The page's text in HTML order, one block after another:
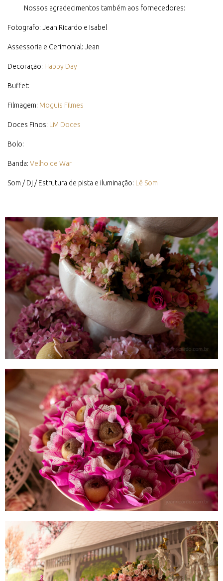
Nossos agradecimentos também aos fornecedores:
Fotografo: Jean Ricardo e Isabel
Assessoria e Cerimonial: Jean
Decoração: Happy Day
Buffet:
Filmagem: Moguis Filmes
Doces Finos: LM Doces
Bolo:
Banda: Velho de War
Som / Dj / Estrutura de pista e iluminação: Lê Som